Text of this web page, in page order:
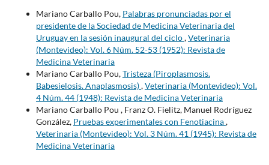
Mariano Carballo Pou, Palabras pronunciadas por el
presidente de la Sociedad de Medicina Veterinaria del
Uruguay en la sesión inaugural del ciclo,Veterinaria
(Montevideo): Vol. 6 Núm. 52-53 (1952): Revista de
Medicina Veterinaria
Mariano Carballo Pou,Tristeza (Piroplasmosis.
Babesielosis. Anaplasmosis),Veterinaria (Montevideo): Vol.
4 Núm. 44 (1948): Revista de Medicina Veterinaria
Mariano Carballo Pou , Franz O. Fielitz, Manuel Rodríguez
González, Pruebas experimentales con Fenotiacina,
Veterinaria (Montevideo): Vol. 3 Núm. 41 (1945): Revista de
Medicina Veterinaria